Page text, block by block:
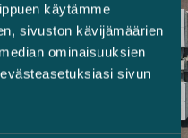
käytämme
sivuston kävijämäärien
ominaisuuksien
sivun